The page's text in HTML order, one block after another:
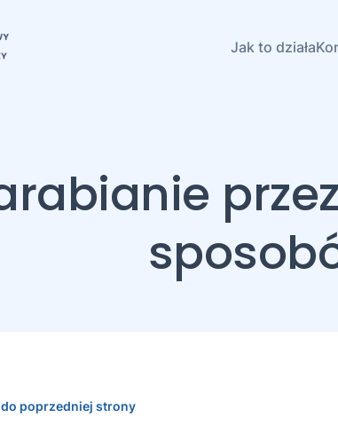
Jak to działa
poprzedniej strony